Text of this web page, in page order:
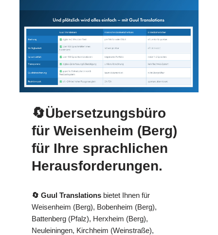
🔄Übersetzungsbüro
für Weisenheim (Berg)
für Ihre sprachlichen
Herausforderungen.
🔄 Guul Translations bietet Ihnen für
Weisenheim (Berg), Bobenheim (Berg),
Battenberg (Pfalz), Herxheim (Berg),
Neuleiningen, Kirchheim (Weinstraße),